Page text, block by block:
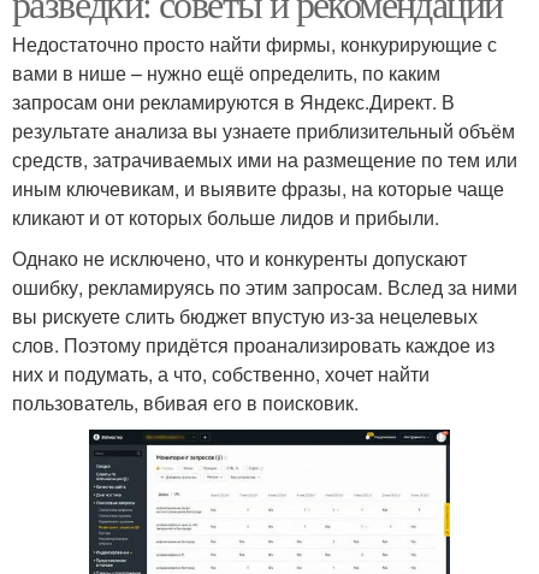
Недостаточно просто найти фирмы, конкурирующие с
вами в нише – нужно ещё определить, по каким
запросам они рекламируются в Яндекс.Директ. В
результате анализа вы узнаете приблизительный объём
средств, затрачиваемых ими на размещение по тем или
иным ключевикам, и выявите фразы, на которые чаще
кликают и от которых больше лидов и прибыли.
Однако не исключено, что и конкуренты допускают
ошибку, рекламируясь по этим запросам. Вслед за ними
вы рискуете слить бюджет впустую из-за нецелевых
слов. Поэтому придётся проанализировать каждое из
них и подумать, а что, собственно, хочет найти
пользователь, вбивая его в поисковик.